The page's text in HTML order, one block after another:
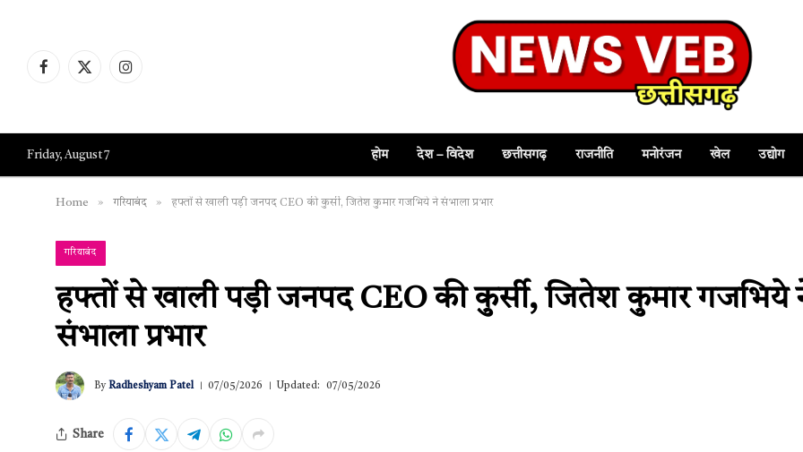
Facebook
X
Instagram
Friday, August 7 होम देश – विदेश छत्तीसगढ़ राजनीति मनोरंजन खेल उद्योग
Home » गरियाबंद » हफ्तों से खाली पड़ी जनपद CEO की कुर्सी, जितेश कुमार गजभिये ने संभाला प्रभार
गरियाबंद
हफ्तों से खाली पड़ी जनपद CEO की कुर्सी, जितेश कुमार गजभिये
संभाला प्रभार
By Radheshyam Patel 07/05/2026 Updated: 07/05/2026
Share